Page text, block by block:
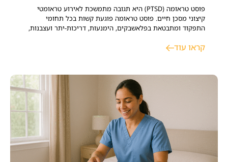
פוסט טראומה (PTSD) היא תגובה מתמשכת לאירוע טראומטי
קיצוני מסכן חיים. פוסט טראומה פוגעת קשות בכל תחומי
התפקוד ומתבטאת בפלאשבקים, הימנעות, דריכות-יתר ועצבנות,
ותעסוקתיים. קיימים כיום טיפולים יעילים ומוכחים – הכוללים
קראו עוד